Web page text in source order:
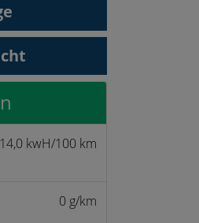
14,0 kwH/100 km
0 g/km